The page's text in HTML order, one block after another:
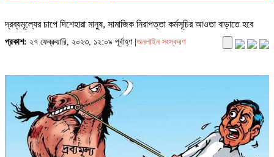
দ্রব্যমূল্যের চাপে দিশেহারা মানুষ, সামাজিক নিরাপত্তা কর্মসূচির আওতা বাড়াতে হবে
প্রকাশ: ২৭ ফেব্রুয়ারি, ২০২৩, ১২:০৯ পূর্বাহ্ণ | অনলাইন সংস্করণ